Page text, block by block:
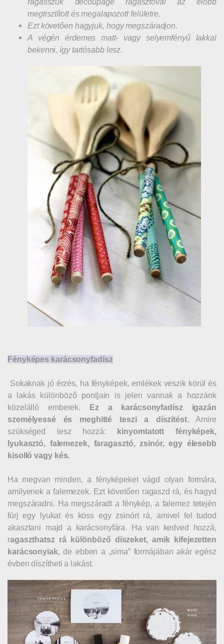
megtisztított és megalapozott felületre.
Ezt követően hagyjuk, hogy megszáradjon.
A végén érdemes matt- vagy selyemfényű lakkal
bekenni, így tartósabb lesz.
Fényképes karácsonyfadísz
Sokaknak jó érzés, ha fényképek, emlékek veszik körül és
a lakás különböző pontjain is jelen vannak a hozzánk
közelálló emberek.
Ez a karácsonyfadísz igazán
személyessé és meghitté teszi a díszítést.Amire
szükséged lesz hozzá:
kinyomtatott fényképek,
lyukasztó, falemezek, faragasztó, zsinór, egy élesebb
kisolló vagy kés.
Ha megvan minden, a fényképeket vágd olyan formára,
amilyenek a falemezek. Ezt követően ragaszd rá, és hagyd
megszáradni. Ha megszáradt a fénykép, a falemez tetején
fúrj egy lyukat és köss egy zsinórt rá, amivel fel tudod
akasztani majd a karácsonyfára. Ha van kedved hozzá,
ragaszthatsz rá különböző díszeket, amik kifejezetten
karácsonyiak,de ebben a „sima” formájában akár egész
évben díszítheti a lakást.